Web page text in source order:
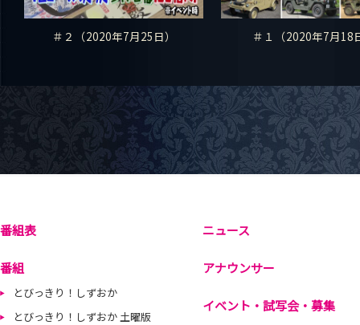
＃２（2020年7月25日） ＃１（2020年7月18
番組表
番組
とびっきり！しずおか
とびっきり！しずおか 土曜版
ニュース
アナウンサー
イベント・試写会・募集